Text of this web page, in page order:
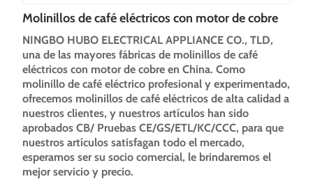
Molinillos de café eléctricos con motor de cobre
NINGBO HUBO ELECTRICAL APPLIANCE CO., TLD,
una de las mayores fábricas de molinillos de café
eléctricos con motor de cobre en China. Como
molinillo de café eléctrico profesional y experimentado,
ofrecemos molinillos de café eléctricos de alta calidad a
nuestros clientes, y nuestros artículos han sido
aprobados CB/ Pruebas CE/GS/ETL/KC/CCC, para que
nuestros artículos satisfagan todo el mercado,
esperamos ser su socio comercial, le brindaremos el
mejor servicio y precio.